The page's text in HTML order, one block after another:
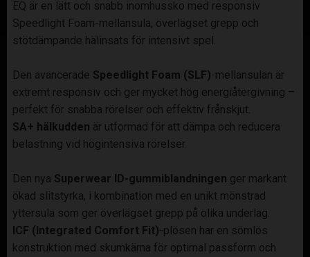
EQ är en lätt och snabb inomhussko med responsiv
Speedlight Foam-mellansula, överlägset grepp och
stötdämpande hälinsats för intensivt spel.
Den avancerade Speedlight Foam (SLF)-mellansulan är
extremt responsiv och ger mycket hög energiåtergivning –
perfekt för snabba rörelser och effektiv frånskjut.
SA+ hälkudden är utformad för att dämpa och reducera
belastning vid högintensiva rörelser.
Den nya Superwear ID-gummiblandningen ger markant
ökad slitstyrka, i kombination med en unikt mönstrad
yttersula som ger överlägset grepp på olika underlag.
ICF (Integrated Comfort Fit)-plösen har en sömlös
konstruktion med skumkärna för optimal passform och